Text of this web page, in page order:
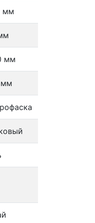
мм
мм